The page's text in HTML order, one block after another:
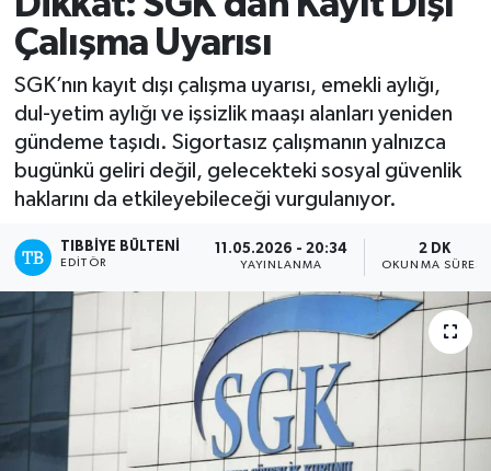
Çalışma Uyarısı
SGK’nın kayıt dışı çalışma uyarısı, emekli aylığı,
dul-yetim aylığı ve işsizlik maaşı alanları yeniden
gündeme taşıdı. Sigortasız çalışmanın yalnızca
bugünkü geliri değil, gelecekteki sosyal güvenlik
haklarını da etkileyebileceği vurgulanıyor.
TIBBIYE BÜLTENI
EDITÖR
11.05.2026 - 20:34
YAYINLANMA
2 DK
OKUNMA SÜRESI
Mevzuat